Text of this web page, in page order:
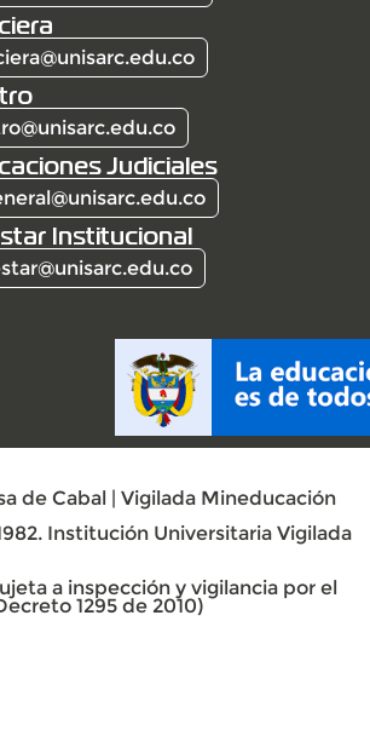
Judiciales
Institucional
de Cabal | Vigilada Mineducación
Institución Universitaria Vigilada
a inspección y vigilancia por el
1295 de 2010)